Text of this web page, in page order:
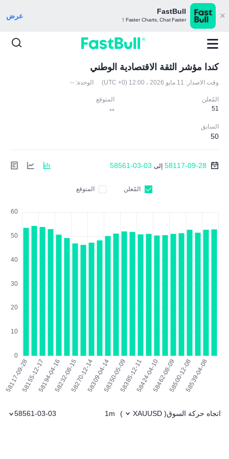
FastBull
Faster Charts, Chat Faster！ عرض
كندا مؤشر الثقة الاقتصادية الوطني
وقت الاصدار: 11 مايو 2026 ، 12:00 (UTC +0) الوحدة: --
المُعلن
51
المتوقع
--
السابق
50
58117-09-28 إلى 58561-03-03
المُعلن المتوقع
اتجاه حركة السوق(
XAUUSD
)
1m
58561-03-03